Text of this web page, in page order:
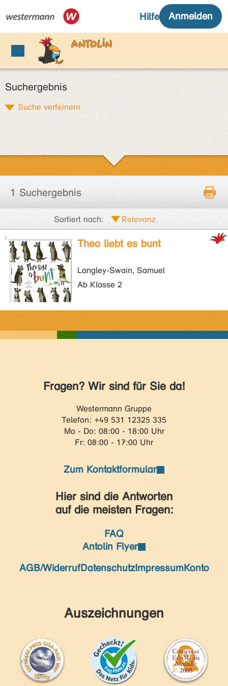
Suchergebnis
Suche verfeinern
1 Suchergebnis
Sortiert nach:
Theo liebt es bunt
Langley-Swain, Samuel
Ab Klasse 2